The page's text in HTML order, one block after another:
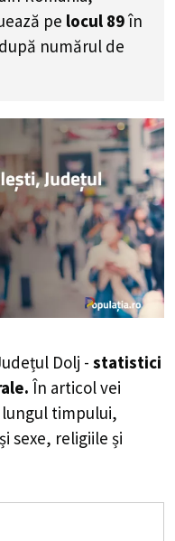
pe locul 89în
numărul de
Dolj - statistici
În articol vei
lungul timpului,
sexe, religiile și